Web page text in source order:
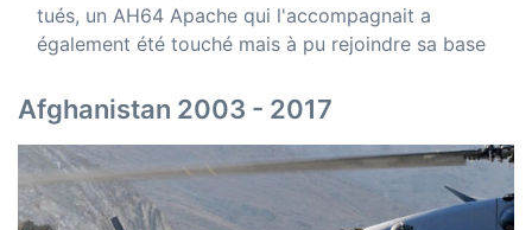
tués, un AH64 Apache qui l'accompagnait a
également été touché mais à pu rejoindre sa base
Afghanistan 2003 - 2017